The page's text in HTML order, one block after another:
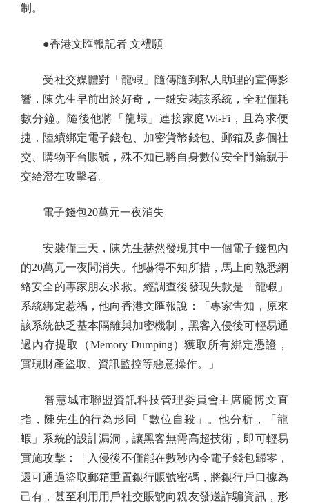
制。
●香港文匯報記者 文禮願
受社交媒體對「龍蝦」隨傳隨到私人助理的宣傳影
響，陳先生早前出於好奇，一鍵安裝該系統，全程僅耗
數分鐘。隨後他將「龍蝦」連接家庭Wi-Fi，且為求便
捷，陸續綁定電子錢包、加密貨幣錢包、郵箱及多個社
交、購物平台賬號，殊不知已將自身數位安全門鑰親手
交給潛在攻擊者。
電子錢包20萬元一夜消失
安裝僅三天，陳先生赫然發現其中一個電子錢包內
的20萬元一夜間消失。他嚇得不知所措，馬上向熟悉網
絡安全的專家朋友求救。經調查後發現失款是「龍蝦」
系統綁定惹禍，他向香港文匯報說：「專家告知，原來
該系統缺乏基本隔離與加密機制，黑客入侵後可輕易通
過內存提取（Memory Dumping）獲取所有綁定憑證，
實現財產盜取、資訊監控等惡意操作。」
智慧城市聯盟資訊科技管理委員會主席龐博文直
指，陳先生的行為形同「數位自殺」。他分析，「龍
蝦」系統的設計漏洞，讓黑客無需高超技術，即可輕易
實施攻擊：「入侵後不僅能在數秒內令電子錢包歸零，
還可通過盜取郵箱重置銀行賬號密碼，將銀行戶口據為
己有，甚至利用用戶社交賬號向親友發送詐騙資訊，形